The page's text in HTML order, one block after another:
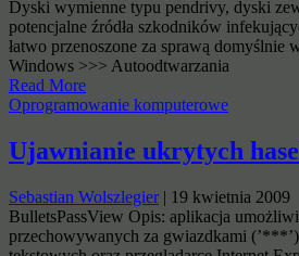
Dyski wymienne typu pendrivy, dyski
potencjalne źródła szkodników
łatwo przenoszone za sprawą domyślnie
Windows >>> Autoodtwarzania
Read More
Oprogramowanie komputerowe
Ujawnianie ukrytych
Sebastian Wolszlegier| 19 kwietnia 2009
BulletsPassView Opis: aplikacja
przechowywanych za gwiazdkami